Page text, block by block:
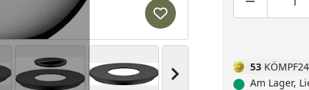
Nächstes Bild anzeigen
Produkt zur Wunschliste
53
Am Lager,